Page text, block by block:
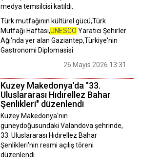
medya temsilcisi katıldı.
Türk mutfağının kültürel gücü,Türk
Mutfağı Haftası,UNESCO Yaratıcı Şehirler
Ağı'nda yer alan Gaziantep,Türkiye'nin
Gastronomi Diplomasisi
26 Mayıs 2026 13:31
Kuzey Makedonya'da "33.
Uluslararası Hıdırellez Bahar
Şenlikleri" düzenlendi
Kuzey Makedonya'nın
güneydoğusundaki Valandova şehrinde,
33. Uluslararası Hıdırellez Bahar
Şenlikleri'nin resmi açılış töreni
düzenlendi.